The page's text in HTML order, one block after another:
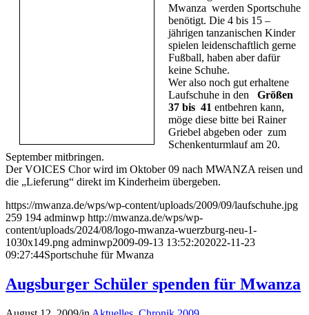
Mwanza werden Sportschuhe
benötigt. Die 4 bis 15 –
jährigen tanzanischen Kinder
spielen leidenschaftlich gerne
Fußball, haben aber dafür
keine Schuhe.
Wer also noch gut erhaltene
Laufschuhe in den Größen
37 bis 41 entbehren kann,
möge diese bitte bei Rainer
Griebel abgeben oder zum
Schenkenturmlauf am 20.
September mitbringen.
Der VOICES Chor wird im Oktober 09 nach MWANZA reisen und
die „Lieferung“ direkt im Kinderheim übergeben.
https://mwanza.de/wps/wp-content/uploads/2009/09/laufschuhe.jpg
259 194 adminwp http://mwanza.de/wps/wp-
content/uploads/2024/08/logo-mwanza-wuerzburg-neu-1-
1030x149.png adminwp2009-09-13 13:52:202022-11-23
09:27:44Sportschuhe für Mwanza
Augsburger Schüler spenden für Mwanza